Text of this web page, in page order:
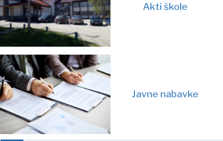
Akti škole
Javne nabavke